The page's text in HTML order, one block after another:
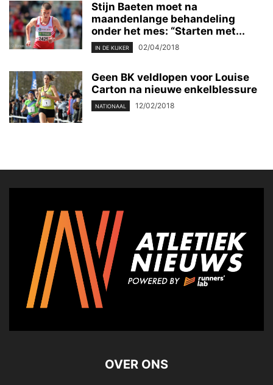
Stijn Baeten moet na
maandenlange behandeling
onder het mes: “Starten met...
IN DE KIJKER 02/04/2018
Geen BK veldlopen voor Louise
Carton na nieuwe enkelblessure
NATIONAAL 12/02/2018
OVER ONS